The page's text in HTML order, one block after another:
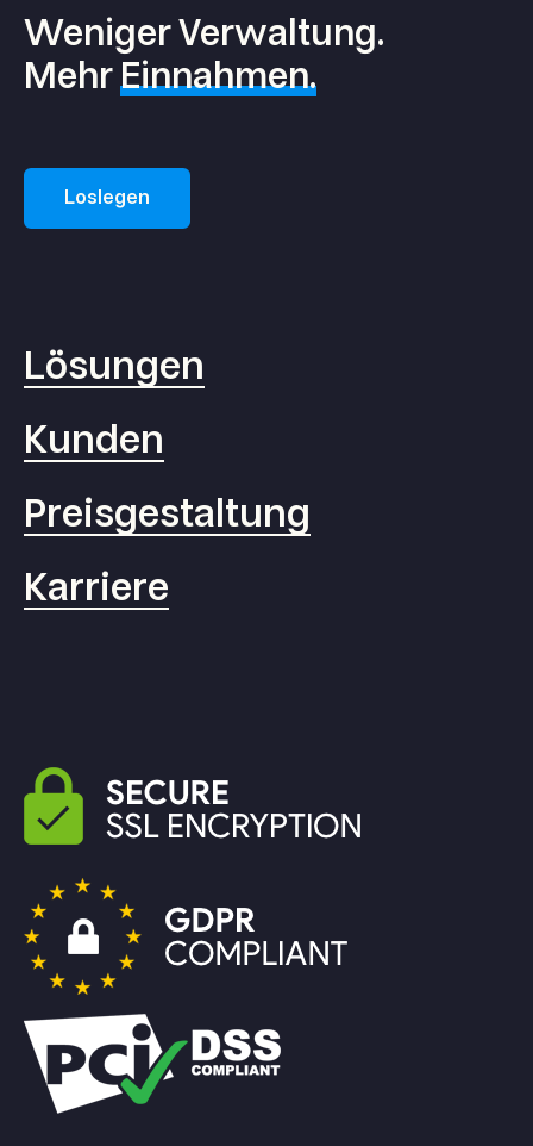
Weniger Verwaltung.
MehrEinnahmen.
Loslegen
Lösungen
Kunden
Preisgestaltung
Karriere